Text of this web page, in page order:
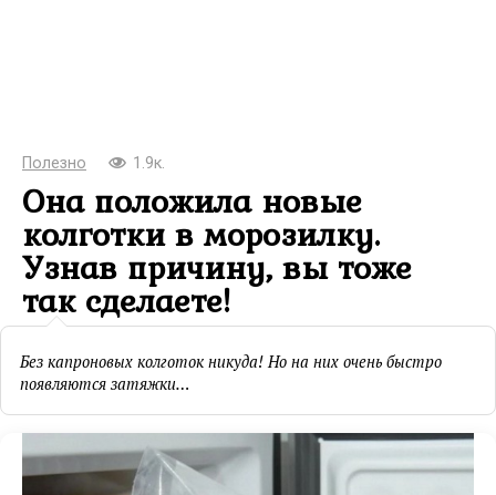
Полезно 1.9к.
Она положила новые
колготки в морозилку.
Узнав причину, вы тоже
так сделаете!
Без капроновых колготок никуда! Но на них очень быстро
появляются затяжки…